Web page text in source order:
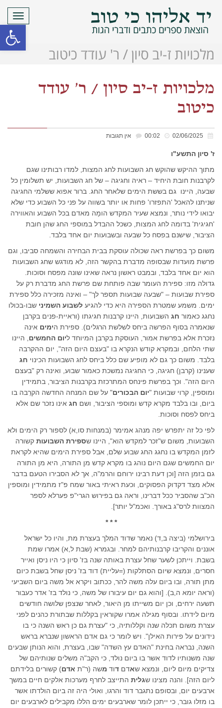
פתח
מלכויות ז-יב סיון / ר' עודד כיטוב
מלכויות ז-יב סיון / ר' עודד
כיטוב
אין תגובות
ז' סיון התשע"ו
מתוך ההיקש שהוקש חג השבועות לחג המצות, למדו רבותינו שגם
לקרבנות חובת היחיד – ראיה וחגיגה – של חג השבועות, יש תשלומין כל
שבעה, היינו גם בששת הימים שלאחר החג. ברור אפוא ששלמי החגיגה
שניתנו להאכל 'התפזרו' פחות או יותר בשווה על פני כל השבוע כדי שלא
יבואו לידי נותר, ונמצא שעיר המקדש הומָה מאדם בכל השבוע והאווירה
'חגיגית' בדומה לחג המצות, כשכל ההבדל במוספי החג שהן חובת
הציבור, שישנם בפסח כל שבעה ובשבועות יום אחד בלבד.
משום כך בפרשת ראה שכולה עוסקת בבית הבחירה והשמחה סביבו, וגם
פרשת מועדות שבסופה מדברת בהקשר הזה, לא מודגש שחג השבועות
הוא יום אחד בלבד, ובמבט ראשון נראה שאינו שונה מפסח וסוכות.
גדולה מזו: ספירת העומר שבה פותחת שם פרשת החג מדברת רק על
ספירת שבועות – "שבעה שבועות תספר לך" – ואינה מזכירה כלל ספירת
ימים. משמע שמטרת הספירה היא כדי להגיע לשבוע השמיני שבו-בכולו
נחגג כאמור חג השבועות, היינו קרבנות חגיגתו (וראיית-פנים בקרבן
שנאמרה בסוף הפרשה ביחס לשלשת הרגלים). ספירת הימים אינה
נזכרת אלא בפרשת אמור, העוסקת בקרבן המיוחד ליום החמשים , היינו
שתי הלחם, ובמקרא קודש הנקרא בו "בעצם היום הזה", יום ההקרבה
בלבד. משום כך גם לא מופיע שם כלל ביחס לחג השבועות הכינוי חג
שענינו (קרבן) חגיגה, כי החגיגה נמשכת כאמור שבוע, ואינה רק "בעצם
היום הזה". וכך בפרשת פינחס המתרכזת בקרבנות הציבור, בתמידין
ומוספין, קרוי שבועות "יום הבכורים" על שם המנחה החדשה הקרֵבה בו
ביום, ובו בלבד מקרא קדש ומוספי הציבור, ושם חג אינו נזכר שם אלא
ביחס לפסח וסוכות.
לפי כל זה יתפרש יפה מנהג אמימר (במנחות סו,א) לספור רק הימים ולא
השבועות, משום ש"זכר למקדש הוא", היינו שספירת השבועות קשורה
לזמן המקדש בו נחגג החג שבוע שלם, אבל ספירת הימים שהיא לקראת
יום החמשים שגם היום נוהג בו מקרא קדש מן התורה, היא מן התורה
גם בזמן הזה [וכן דעת רבינו ירוחם והרמ"ה, אך לא הסבירו הטעם בדבר
אלא מצד דקדוק הפסוקים, וכעת ראיתי באור שמח פ"ז מתמידין ומוספין
הכ"ב שהסביר ככל דברינו, וראה גם בפירוש הגרי"פ פערלא לספר
המצוות לרס"ג באורך. ואכמ"ל יותר].
* * *
בירושלמי (ביצה ב,ד) נאמר שדוד המלך בעצרת מת, והיו כל ישראל
אוננים והקריבו קרבנותיהם למחר. ובגמרא (שבת ל,א) אמרו שמת
בשבת. וייתכן לשער שחל עצרת באותה שנה בז' סיון כי היו ניסן ואייר
חסרים, ונמצא שיום הסתלקות (=עליית) דוד בז' ניסן שחל בשבת כיום
מתן תורה, ובו ביום עלה משה להר, ככתוב ויקרא אל משה ביום השביעי
(וראה יומא ה,ב). [והוא גם יום עיבורו של משה, כי נולד בז' אדר כעבור
תשעה ירחים, וכן יום משייתו מן היאור, לאחר שנצפן שלושה חודשים
מיום לידתו. ובסוף מגילה אמרו שקוראין בקללות שבתורת כהנים לפני
עצרת משום תכלה שנה וקללותיה, כי "עצרת גם כן ראש השנה כי בו
נידונים על פירות האילן". ויש לומר כי גם אדם הראשון שנברא בראש
השנה, נבראה בחינת "האדם עץ השדה" שבו, בעצרת, והוא הנותן שבעים
שנה משנותיו לדוד אשר בו ביום נולד, כי הקב"ה משלים שנותיהם של
צדיקים מיום ליום, ונמצא שאדם דוד משה (ר"ת אדם) קשורים בלידתם
ליום הזה]. והנה מצינו שגלית התייצב לחרף מערכות אלקים חיים במשך
ארבעים יום, ובסופם נתגבר דוד והרגו, ואולי היה זה ביום הולדתו אשר
בו מזלו גובר, כי ייתכן לומר שארבעים ימים הללו מקבילים לארבעים יום